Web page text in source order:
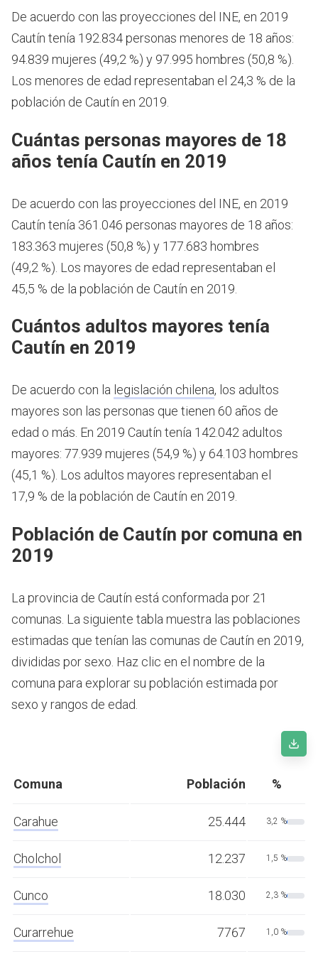
De acuerdo con las proyecciones del INE, en 2019
Cautín tenía 192.834 personas menores de 18 años:
94.839 mujeres (49,2 %) y 97.995 hombres (50,8 %).
Los menores de edad representaban el 24,3 % de la
población de Cautín en 2019.
Cuántas personas mayores de 18
años tenía Cautín en 2019
De acuerdo con las proyecciones del INE, en 2019
Cautín tenía 361.046 personas mayores de 18 años:
183.363 mujeres (50,8 %) y 177.683 hombres
(49,2 %). Los mayores de edad representaban el
45,5 % de la población de Cautín en 2019.
Cuántos adultos mayores tenía
Cautín en 2019
De acuerdo con la legislación chilena, los adultos
mayores son las personas que tienen 60 años de
edad o más. En 2019 Cautín tenía 142.042 adultos
mayores: 77.939 mujeres (54,9 %) y 64.103 hombres
(45,1 %). Los adultos mayores representaban el
17,9 % de la población de Cautín en 2019.
Población de Cautín por comuna en
2019
La provincia de Cautín está conformada por 21
comunas. La siguiente tabla muestra las poblaciones
estimadas que tenían las comunas de Cautín en 2019,
divididas por sexo. Haz clic en el nombre de la
comuna para explorar su población estimada por
sexo y rangos de edad.
Comuna Población %
Carahue 25.444 3,2 %
Cholchol 12.237 1,5 %
Cunco 18.030 2,3 %
Curarrehue 7767 1,0 %